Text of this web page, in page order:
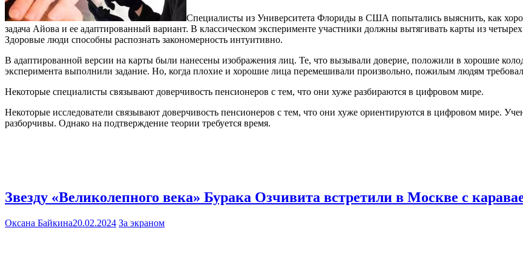
Специалисты из Университета Флориды в США попытались выяснить, как
задача Айова и ее адаптированный вариант. В классическом эксперименте участники должны вытягивать карты из
Здоровые люди способны распознать закономерность интуитивно.
В адаптированной версии на карты были нанесены изображения лиц. Те, что вызывали доверие, положили в хорошие
эксперимента выполнили задание. Но, когда плохие и хорошие лица перемешивали произвольно, пожилым людям
Некоторые специалисты связывают доверчивость пенсионеров с тем, что они хуже разбираются в цифровом мире.
Некоторые исследователи связывают доверчивость пенсионеров с тем, что они хуже ориентируются в цифровом мире.
разборчивы. Однако на подтверждение теории требуется время.
Звезду «Великолепного века» Бурака Озчивита встретили в Москве с
Оксана Байкина20.02.2024 За экраном